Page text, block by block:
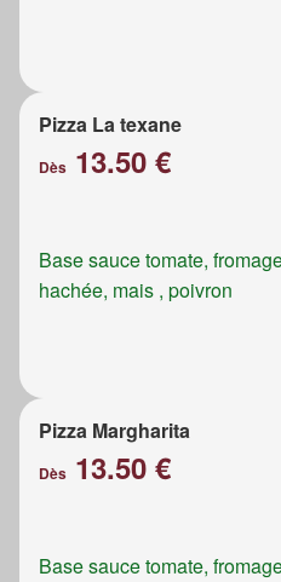
Pizza La texane
Dès 13.50 €
Base sauce tomate,
hachée, mais , poivron
Pizza Margharita
Dès 13.50 €
Base sauce tomate,